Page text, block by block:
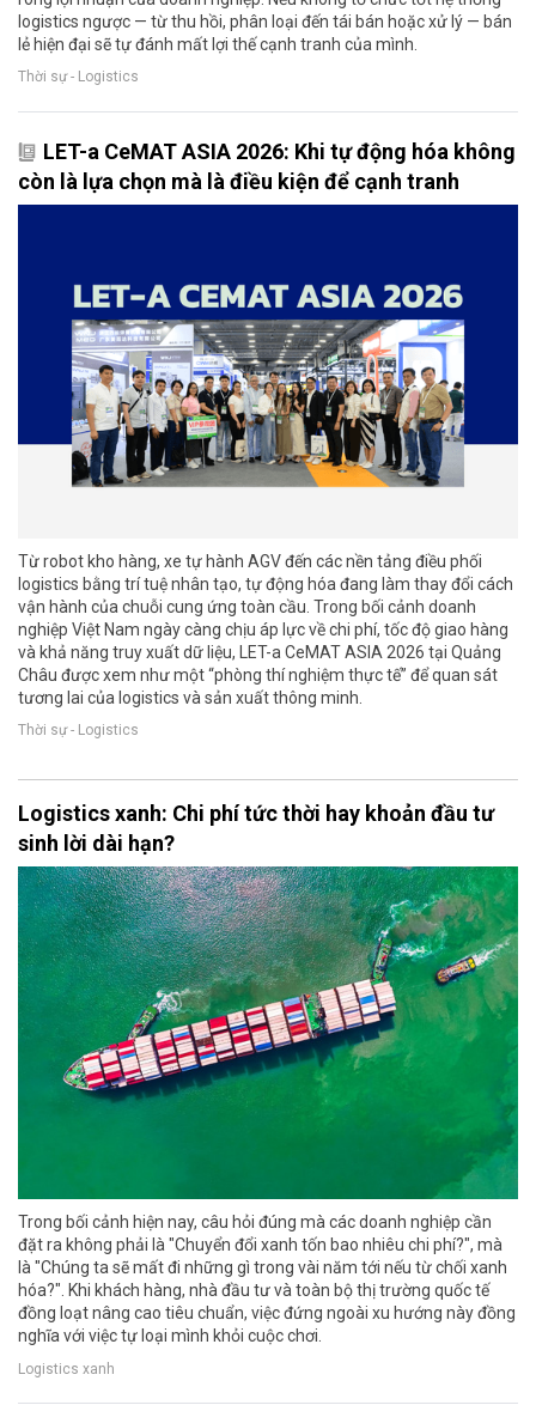
logistics ngược — từ thu hồi, phân loại đến tái bán hoặc xử lý — bán
lẻ hiện đại sẽ tự đánh mất lợi thế cạnh tranh của mình.
Thời sự - Logistics
LET-a CeMAT ASIA 2026: Khi tự động hóa không
còn là lựa chọn mà là điều kiện để cạnh tranh
Từ robot kho hàng, xe tự hành AGV đến các nền tảng điều phối
logistics bằng trí tuệ nhân tạo, tự động hóa đang làm thay đổi cách
vận hành của chuỗi cung ứng toàn cầu. Trong bối cảnh doanh
nghiệp Việt Nam ngày càng chịu áp lực về chi phí, tốc độ giao hàng
và khả năng truy xuất dữ liệu, LET-a CeMAT ASIA 2026 tại Quảng
Châu được xem như một “phòng thí nghiệm thực tế” để quan sát
tương lai của logistics và sản xuất thông minh.
Thời sự - Logistics
Logistics xanh: Chi phí tức thời hay khoản đầu tư
sinh lời dài hạn?
Trong bối cảnh hiện nay, câu hỏi đúng mà các doanh nghiệp cần
đặt ra không phải là "Chuyển đổi xanh tốn bao nhiêu chi phí?", mà
là "Chúng ta sẽ mất đi những gì trong vài năm tới nếu từ chối xanh
hóa?". Khi khách hàng, nhà đầu tư và toàn bộ thị trường quốc tế
đồng loạt nâng cao tiêu chuẩn, việc đứng ngoài xu hướng này đồng
nghĩa với việc tự loại mình khỏi cuộc chơi.
Logistics xanh